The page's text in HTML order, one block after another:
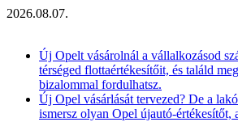
2026.08.07.
Új Opelt vásárolnál a vállalkozásod
térséged flottaértékesítőit, és találd
bizalommal fordulhatsz.
Új Opel vásárlását tervezed? De a
ismersz olyan Opel újautó-értékesítőt,